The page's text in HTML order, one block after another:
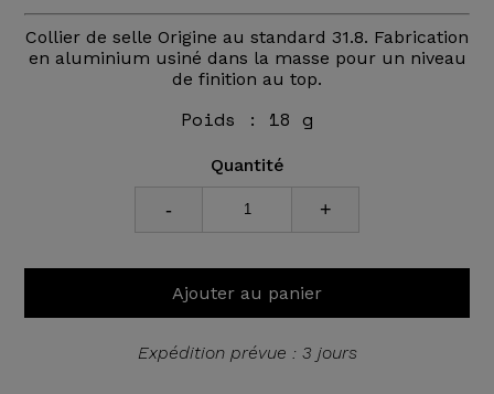
Collier de selle Origine au standard 31.8. Fabrication
en aluminium usiné dans la masse pour un niveau
de finition au top.
Poids : 18 g
Quantité
- +
Ajouter au panier
Expédition prévue : 3 jours